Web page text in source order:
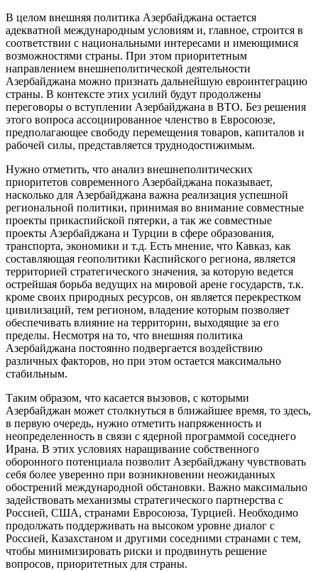
В целом внешняя политика Азербайджана остается
адекватной международным условиям и, главное, строится в
соответствии с национальными интересами и имеющимися
возможностями страны. При этом приоритетным
направлением внешнеполитической деятельности
Азербайджана можно признать дальнейшую евроинтеграцию
страны. В контексте этих усилий будут продолжены
переговоры о вступлении Азербайджана в ВТО. Без решения
этого вопроса ассоциированное членство в Евросоюзе,
предполагающее свободу перемещения товаров, капиталов и
рабочей силы, представляется труднодостижимым.
Нужно отметить, что анализ внешнеполитических
приоритетов современного Азербайджана показывает,
насколько для Азербайджана важна реализация успешной
региональной политики, принимая во внимание совместные
проекты прикаспийской пятерки, а так же совместные
проекты Азербайджана и Турции в сфере образования,
транспорта, экономики и т.д. Есть мнение, что Кавказ, как
составляющая геополитики Каспийского региона, является
территорией стратегического значения, за которую ведется
острейшая борьба ведущих на мировой арене государств, т.к.
кроме своих природных ресурсов, он является перекрестком
цивилизаций, тем регионом, владение которым позволяет
обеспечивать влияние на территории, выходящие за его
пределы. Несмотря на то, что внешняя политика
Азербайджана постоянно подвергается воздействию
различных факторов, но при этом остается максимально
стабильным.
Таким образом, что касается вызовов, с которыми
Азербайджан может столкнуться в ближайшее время, то здесь,
в первую очередь, нужно отметить напряженность и
неопределенность в связи с ядерной программой соседнего
Ирана. В этих условиях наращивание собственного
оборонного потенциала позволит Азербайджану чувствовать
себя более уверенно при возникновении неожиданных
обострений международной обстановки. Важно максимально
задействовать механизмы стратегического партнерства с
Россией, США, странами Евросоюза, Турцией. Необходимо
продолжать поддерживать на высоком уровне диалог с
Россией, Казахстаном и другими соседними странами с тем,
чтобы минимизировать риски и продвинуть решение
вопросов, приоритетных для страны.